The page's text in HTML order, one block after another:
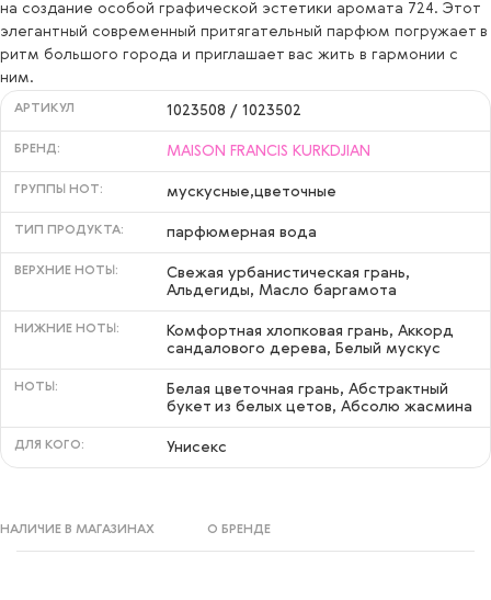
на создание особой графической эстетики аромата 724. Этот
элегантный современный притягательный парфюм погружает в
ритм большого города и приглашает вас жить в гармонии с
ним.
АРТИКУЛ 1023508 / 1023502
БРЕНД: MAISON FRANCIS KURKDJIAN
ГРУППЫ НОТ: мускусные,цветочные
ТИП ПРОДУКТА: парфюмерная вода
ВЕРХНИЕ НОТЫ:
Свежая урбанистическая грань,
Альдегиды, Масло баргамота
НИЖНИЕ НОТЫ:
Комфортная хлопковая грань, Аккорд
сандалового дерева, Белый мускус
НОТЫ:
Белая цветочная грань, Абстрактный
букет из белых цетов, Абсолю жасмина
ДЛЯ КОГО: Унисекс
НАЛИЧИЕ В МАГАЗИНАХ О БРЕНДЕ